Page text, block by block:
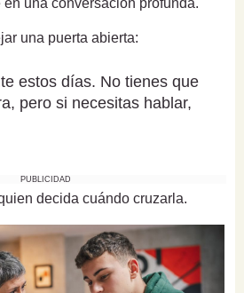
una puerta abierta:
estos días. No tienes que
pero si necesitas hablar,
PUBLICIDAD
decida cuándo cruzarla.